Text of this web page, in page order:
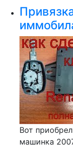
Вот
машинка